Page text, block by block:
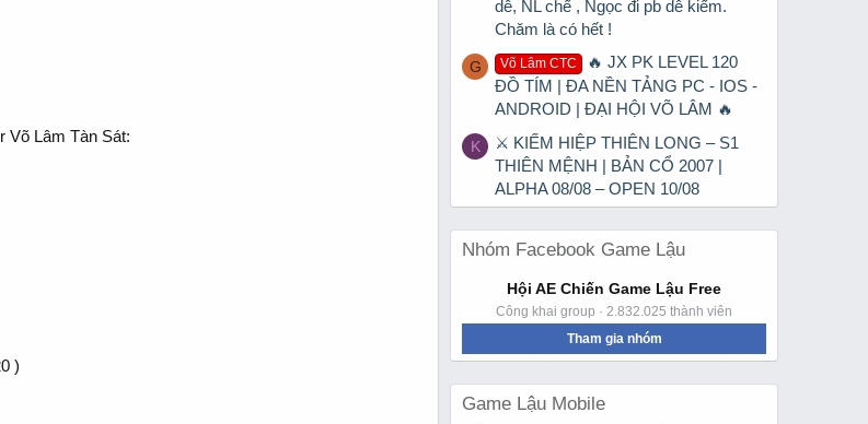
Võ Lâm Tàn Sát:
)
dễ, NL chế , Ngọc đi pb dễ kiếm.
Chăm là có hết !
G Võ Lâm CTC
🔥 JX PK LEVEL 120
ĐỒ TÍM | ĐA NỀN TẢNG PC - IOS -
ANDROID | ĐẠI HỘI VÕ LÂM 🔥
K
⚔ KIẾM HIỆP THIÊN LONG – S1
THIÊN MỆNH | BẢN CỔ 2007 |
ALPHA 08/08 – OPEN 10/08
Nhóm Facebook Game Lậu
Hội AE Chiến Game Lậu Free
Công khai group · 2.832.025 thành viên
Tham gia nhóm
Game Lậu Mobile